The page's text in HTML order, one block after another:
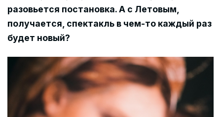
разовьется постановка. А с Летовым,
получается, спектакль в чем-то каждый раз
будет новый?